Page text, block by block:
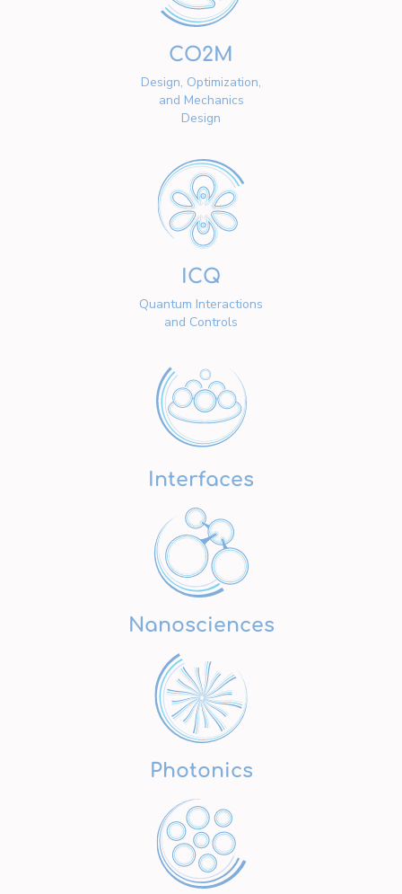
CO2M
Design, Optimization,
and Mechanics
Design
ICQ
Quantum Interactions
and Controls
Interfaces
Nanosciences
Photonics